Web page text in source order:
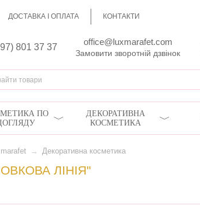
ДОСТАВКА І ОПЛАТА КОНТАКТИ
801 37 37
office@luxmarafet.com
Замовити зворотній дзвінок
ПО
ДЕКОРАТИВНА
КОСМЕТИКА
→ Декоративна косметика
ЛІНІЯ"